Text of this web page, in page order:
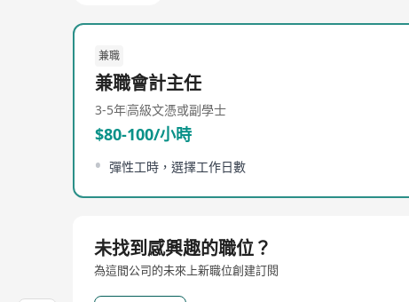
兼職
兼職會計主任
3-5年高級文憑或副學士
$80-100/小時
彈性工時，選擇工作日數
未找到感興趣的職位？
為這間公司的未來上新職位創建訂閱